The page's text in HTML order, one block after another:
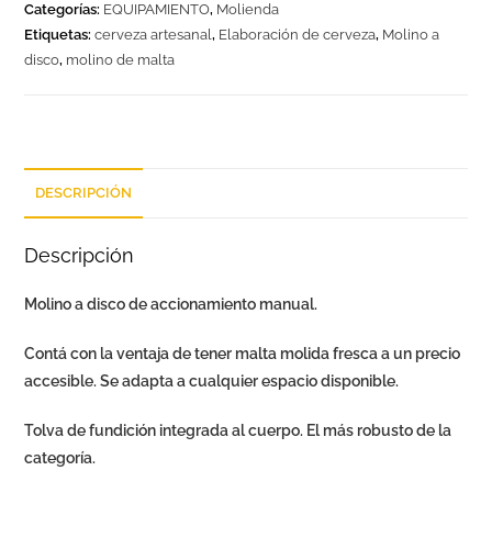
Categorías: EQUIPAMIENTO, Molienda
Etiquetas:cerveza artesanal, Elaboración de cerveza, Molino a
disco, molino de malta
DESCRIPCIÓN
Descripción
Molino a discode accionamiento manual.
Contá con la ventaja de tener malta molida fresca a un precio
accesible. Se adapta a cualquier espacio disponible.
Tolva de fundición integrada al cuerpo. El más robusto de la
categoría.